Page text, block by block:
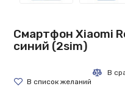
Смартфон Xiaomi
синий (2sim)